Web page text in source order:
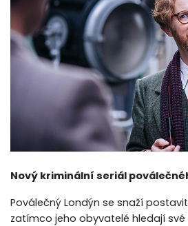
Nový kriminální seriál
Poválečný Londýn se snaží
zatímco jeho obyvatelé hledají